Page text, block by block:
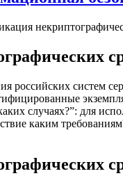
российских систем
случаях?”: для
каким